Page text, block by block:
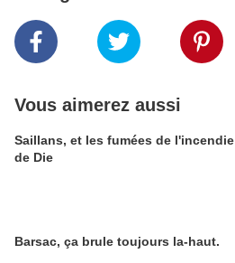
Vous aimerez aussi
Saillans, et les fumées de l'incendie
de Die
Barsac, ça brule toujours la-haut.